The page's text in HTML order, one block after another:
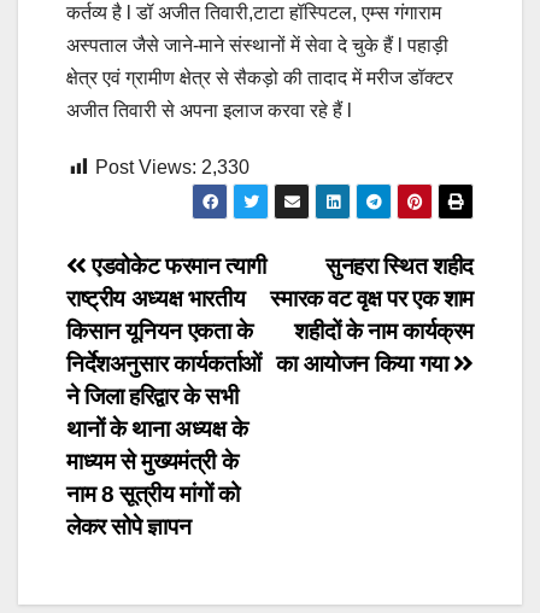
कर्तव्य है l डॉ अजीत तिवारी,टाटा हॉस्पिटल, एम्स गंगाराम
अस्पताल जैसे जाने-माने संस्थानों में सेवा दे चुके हैं l पहाड़ी
क्षेत्र एवं ग्रामीण क्षेत्र से सैकड़ो की तादाद में मरीज डॉक्टर
अजीत तिवारी से अपना इलाज करवा रहे हैं l
Post Views: 2,330
Post
navigation
सुनहरा स्थित शहीद
स्मारक वट वृक्ष पर एक शाम
शहीदों के नाम कार्यक्रम
का आयोजन किया गया
एडवोकेट फरमान त्यागी
राष्ट्रीय अध्यक्ष भारतीय
किसान यूनियन एकता के
निर्देशअनुसार कार्यकर्ताओं
ने जिला हरिद्वार के सभी
थानों के थाना अध्यक्ष के
माध्यम से मुख्यमंत्री के
नाम 8 सूत्रीय मांगों को
लेकर सोपे ज्ञापन